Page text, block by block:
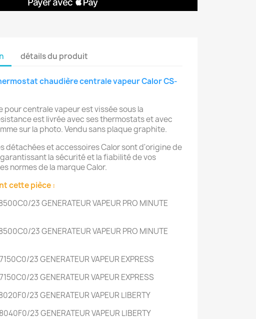
détails du produit
chaudière centrale vapeur Calor CS-
centrale vapeur est vissée sous la
est livrée avec ses thermostats et avec
sur la photo. Vendu sans plaque graphite.
détachées et accessoires Calor sont d'origine de
la sécurité et la fiabilité de vos
normes de la marque Calor.
cette pièce :
23 GENERATEUR VAPEUR PRO MINUTE
23 GENERATEUR VAPEUR PRO MINUTE
23 GENERATEUR VAPEUR EXPRESS
23 GENERATEUR VAPEUR EXPRESS
23 GENERATEUR VAPEUR LIBERTY
23 GENERATEUR VAPEUR LIBERTY